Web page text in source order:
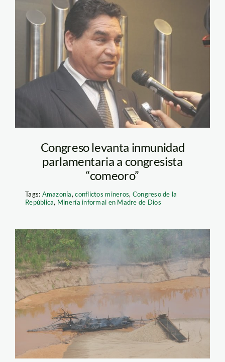
romero_amado_eulogio
Congreso levanta inmunidad
parlamentaria a congresista
“comeoro”
Tags: Amazonía,conflictos mineros, Congreso de la
República, Minería informal en Madre de Dios